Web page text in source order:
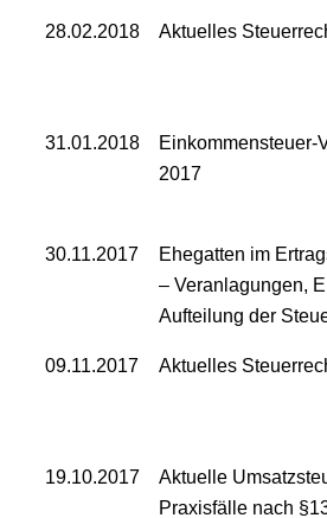
28.02.2018 Aktuelles
31.01.2018
Einkommensteuer-
2017
30.11.2017
Ehegatten im
– Veranlagungen,
Aufteilung der
09.11.2017 Aktuelles
19.10.2017
Aktuelle
Praxisfälle nach